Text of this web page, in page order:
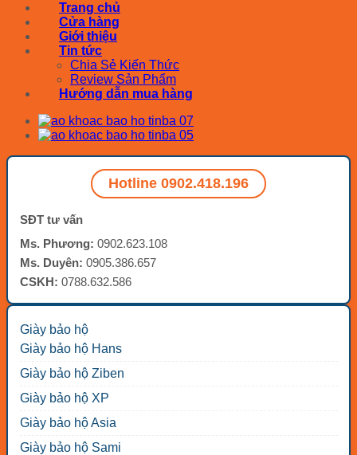
Trang chủ
Cửa hàng
Giới thiệu
Tin tức
Chia Sẻ Kiến Thức
Review Sản Phẩm
Hướng dẫn mua hàng
Hotline 0902.418.196
SĐT tư vấn
Ms. Phương: 0902.623.108
Ms. Duyên: 0905.386.657
CSKH: 0788.632.586
Giày bảo hộ
Giày bảo hộ Hans
Giày bảo hộ Ziben
Giày bảo hộ XP
Giày bảo hộ Asia
Giày bảo hộ Sami